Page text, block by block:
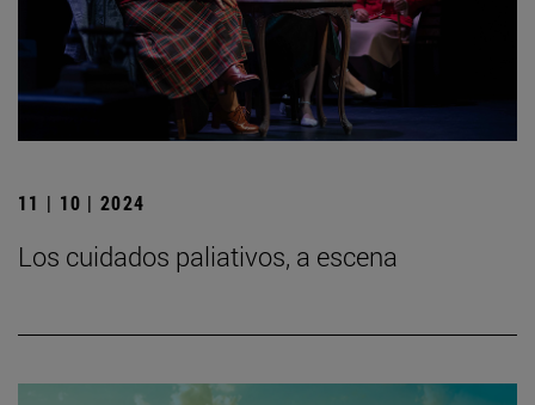
11 | 10 | 2024
Los cuidados paliativos, a escena